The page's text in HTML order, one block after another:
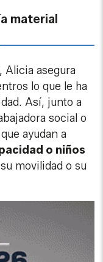
material
Alicia asegura
lo que le ha
Así, junto a
social o
ayudan a
o niños
movilidad o su